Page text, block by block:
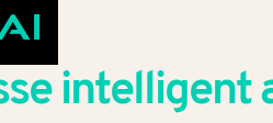
intelligent